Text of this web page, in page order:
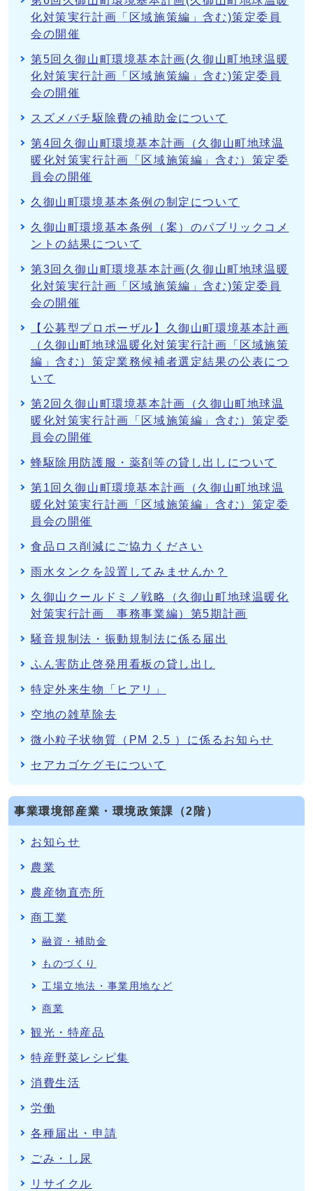
化対策実行計画「区域施策編」含む)策定委員
会の開催
第5回久御山町環境基本計画(久御山町地球温暖
化対策実行計画「区域施策編」含む)策定委員
会の開催
スズメバチ駆除費の補助金について
第4回久御山町環境基本計画（久御山町地球温
暖化対策実行計画「区域施策編」含む）策定委
員会の開催
久御山町環境基本条例の制定について
久御山町環境基本条例（案）のパブリックコメ
ントの結果について
第3回久御山町環境基本計画(久御山町地球温暖
化対策実行計画「区域施策編」含む)策定委員
会の開催
【公募型プロポーザル】久御山町環境基本計画
（久御山町地球温暖化対策実行計画「区域施策
編」含む）策定業務候補者選定結果の公表につ
いて
第2回久御山町環境基本計画（久御山町地球温
暖化対策実行計画「区域施策編」含む）策定委
員会の開催
蜂駆除用防護服・薬剤等の貸し出しについて
第1回久御山町環境基本計画（久御山町地球温
暖化対策実行計画「区域施策編」含む）策定委
員会の開催
食品ロス削減にご協力ください
雨水タンクを設置してみませんか？
久御山クールドミノ戦略（久御山町地球温暖化
対策実行計画 事務事業編）第5期計画
騒音規制法・振動規制法に係る届出
ふん害防止啓発用看板の貸し出し
特定外来生物「ヒアリ」
空地の雑草除去
微小粒子状物質（PM 2.5 ）に係るお知らせ
セアカゴケグモについて
事業環境部産業・環境政策課（2階）
お知らせ
農業
農産物直売所
商工業
融資・補助金
ものづくり
工場立地法・事業用地など
商業
観光・特産品
特産野菜レシピ集
消費生活
労働
各種届出・申請
ごみ・し尿
リサイクル